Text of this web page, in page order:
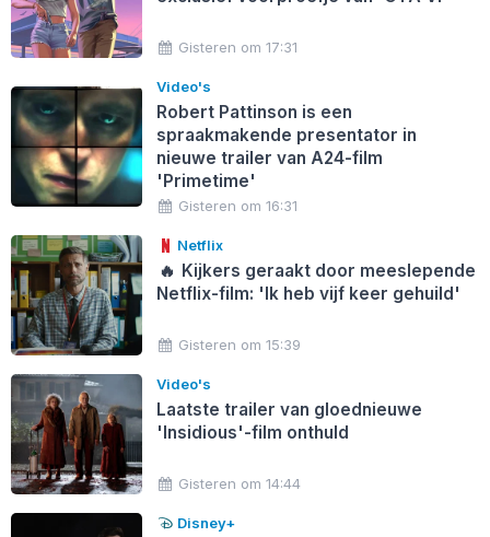
Gisteren om 17:31
Video's
Robert Pattinson is een
spraakmakende presentator in
nieuwe trailer van A24-film
'Primetime'
Gisteren om 16:31
Netflix
🔥 Kijkers geraakt door meeslepende
Netflix-film: 'Ik heb vijf keer gehuild'
Gisteren om 15:39
Video's
Laatste trailer van gloednieuwe
'Insidious'-film onthuld
Gisteren om 14:44
Disney+